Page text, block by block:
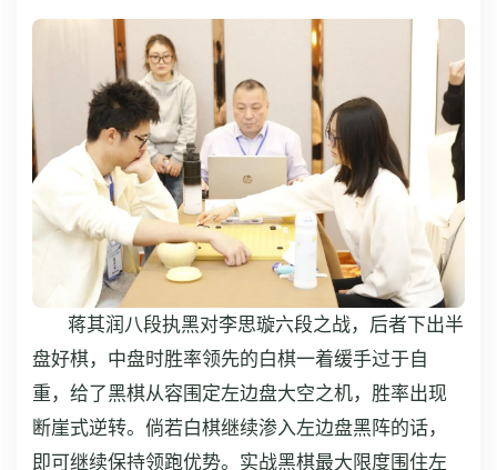
蒋其润八段执黑对李思璇六段之战，后者下出半
盘好棋，中盘时胜率领先的白棋一着缓手过于自
重，给了黑棋从容围定左边盘大空之机，胜率出现
断崖式逆转。倘若白棋继续渗入左边盘黑阵的话，
即可继续保持领跑优势。实战黑棋最大限度围住左